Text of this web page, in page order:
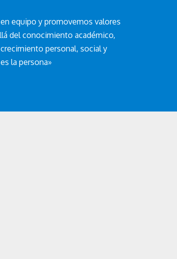
equipo y promovemos valores
del conocimiento académico,
personal, social y
la persona»